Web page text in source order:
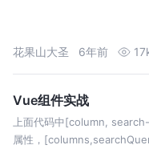
花果山大圣 6年前
Vue组件实战
上面代码中[column,
属性，